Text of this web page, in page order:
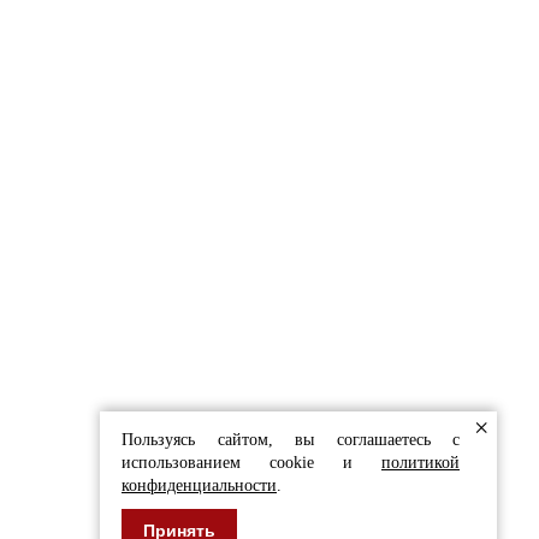
×
Пользуясь сайтом, вы соглашаетесь с
использованием cookie и политикой
конфиденциальности.
Принять
И ОБЛИЦОВКИ